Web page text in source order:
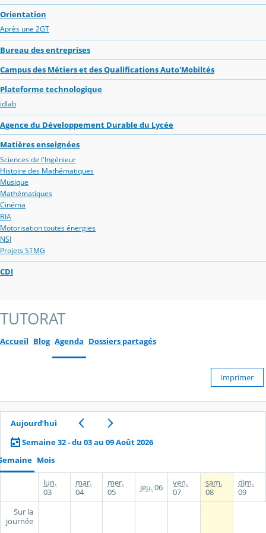
Orientation
Après une 2GT
Bureau des entreprises
Campus des Métiers et des Qualifications Auto'Mobiltés
Plateforme technologique
idlab
Agence du Développement Durable du Lycée
Matières enseignées
Sciences de l'Ingénieur
Histoire des Mathématiques
Musique
Mathématiques
Cinéma
BIA
Motorisation toutes énergies
NSI
Projets STMG
CDI
TUTORAT
Accueil Blog Agenda Dossiers partagés
Imprimer
Aujourd’hui
Semaine 32 - du 03 au 09 Août 2026
Mois
lun.
03
mar.
04
mer.
05
jeu.06
ven.
07
sam.
08
dim.
09
Sur la
journée